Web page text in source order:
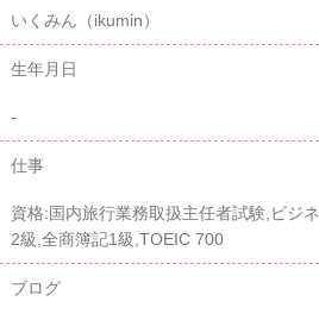
いくみん（ikumin）
生年月日
-
仕事
資格:国内旅行業務取扱主任者試験,ビジ
2級,全商簿記1級,TOEIC 700
ブログ